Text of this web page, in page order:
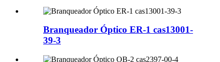
Branqueador Óptico ER-1 cas13001-
39-3